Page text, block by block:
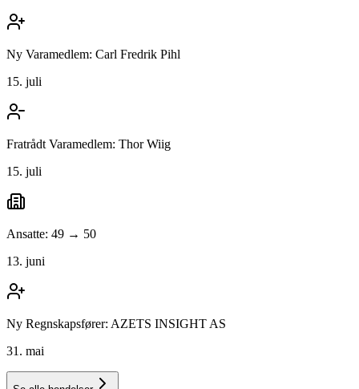
Ny Varamedlem: Carl Fredrik Pihl
15. juli
Fratrådt Varamedlem: Thor Wiig
15. juli
Ansatte: 49 → 50
13. juni
Ny Regnskapsfører: AZETS INSIGHT AS
31. mai